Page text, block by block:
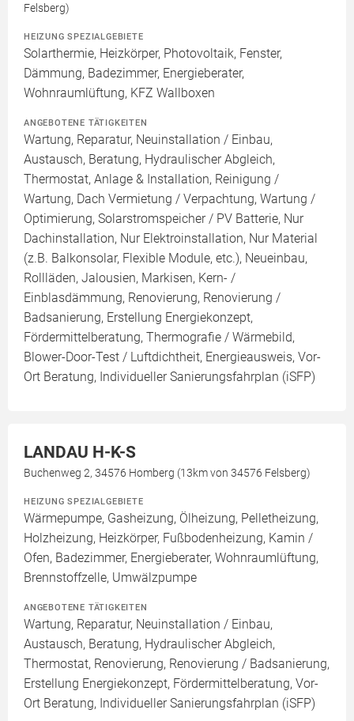
Felsberg)
HEIZUNG SPEZIALGEBIETE
Solarthermie, Heizkörper, Photovoltaik, Fenster,
Dämmung, Badezimmer, Energieberater,
Wohnraumlüftung, KFZ Wallboxen
ANGEBOTENE TÄTIGKEITEN
Wartung, Reparatur, Neuinstallation / Einbau,
Austausch, Beratung, Hydraulischer Abgleich,
Thermostat, Anlage & Installation, Reinigung /
Wartung, Dach Vermietung / Verpachtung, Wartung /
Optimierung, Solarstromspeicher / PV Batterie, Nur
Dachinstallation, Nur Elektroinstallation, Nur Material
(z.B. Balkonsolar, Flexible Module, etc.), Neueinbau,
Rollläden, Jalousien, Markisen, Kern- /
Einblasdämmung, Renovierung, Renovierung /
Badsanierung, Erstellung Energiekonzept,
Fördermittelberatung, Thermografie / Wärmebild,
Blower-Door-Test / Luftdichtheit, Energieausweis, Vor-
Ort Beratung, Individueller Sanierungsfahrplan (iSFP)
LANDAU H-K-S
Buchenweg 2, 34576 Homberg (13km von 34576 Felsberg)
HEIZUNG SPEZIALGEBIETE
Wärmepumpe, Gasheizung, Ölheizung, Pelletheizung,
Holzheizung, Heizkörper, Fußbodenheizung, Kamin /
Ofen, Badezimmer, Energieberater, Wohnraumlüftung,
Brennstoffzelle, Umwälzpumpe
ANGEBOTENE TÄTIGKEITEN
Wartung, Reparatur, Neuinstallation / Einbau,
Austausch, Beratung, Hydraulischer Abgleich,
Thermostat, Renovierung, Renovierung / Badsanierung,
Erstellung Energiekonzept, Fördermittelberatung, Vor-
Ort Beratung, Individueller Sanierungsfahrplan (iSFP)